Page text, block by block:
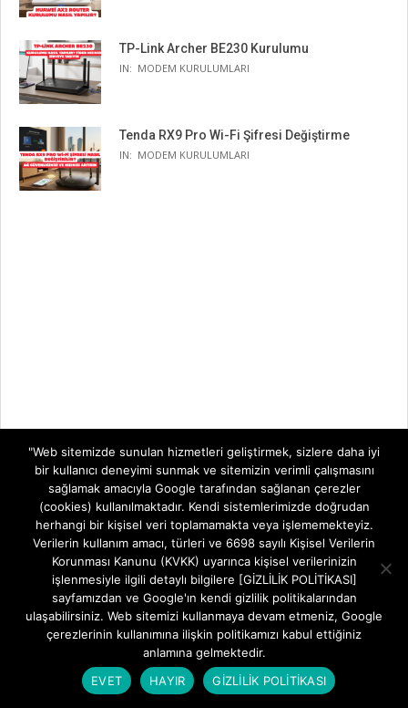
TP-Link Archer BE230 Kurulumu
IN: MODEM KURULUMLARI
Tenda RX9 Pro Wi-Fi Şifresi Değiştirme
IN: MODEM KURULUMLARI
"Web sitemizde sunulan hizmetleri geliştirmek, sizlere daha iyi
bir kullanıcı deneyimi sunmak ve sitemizin verimli çalışmasını
sağlamak amacıyla Google tarafından sağlanan çerezler
(cookies) kullanılmaktadır. Kendi sistemlerimizde doğrudan
herhangi bir kişisel veri toplamamakta veya işlememekteyiz.
Verilerin kullanım amacı, türleri ve 6698 sayılı Kişisel Verilerin
Korunması Kanunu (KVKK) uyarınca kişisel verilerinizin
işlenmesiyle ilgili detaylı bilgilere [GİZLİLİK POLİTİKASI]
sayfamızdan ve Google'ın kendi gizlilik politikalarından
ulaşabilirsiniz. Web sitemizi kullanmaya devam etmeniz, Google
çerezlerinin kullanımına ilişkin politikamızı kabul ettiğiniz
anlamına gelmektedir.
EVET
HAYIR GİZLİLİK POLİTİKASI